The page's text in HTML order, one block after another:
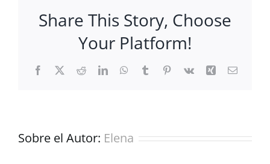
Share This Story, Choose
Your Platform!
Facebook
X RedditLinkedInWhatsApp
TumblrPinterest
Vk Xing Correo
Sobre el Autor: Elena